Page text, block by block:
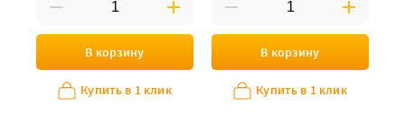
В корзину
Купить в 1 клик
В корзину
Купить в 1 клик